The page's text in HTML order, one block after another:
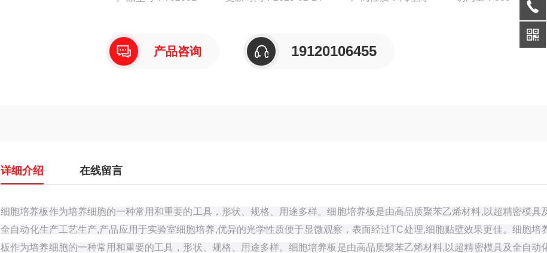
产品咨询 19120106455
详细介绍 在线留言
细胞培养板作为培养细胞的一种常用和重要的工具，形状、规格、用途多样。细胞培养板是由高品质聚苯乙烯材料,以超精密模具
全自动化生产工艺生产,产品应用于实验室细胞培养,优异的光学性质便于显微观察，表面经过TC处理,细胞贴壁效果更佳。 细胞培
板作为培养细胞的一种常用和重要的工具，形状、规格、用途多样。细胞培养板是由高品质聚苯乙烯材料,以超精密模具及全自动